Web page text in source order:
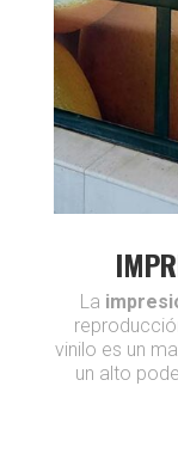
La
vinilo es un
un alto